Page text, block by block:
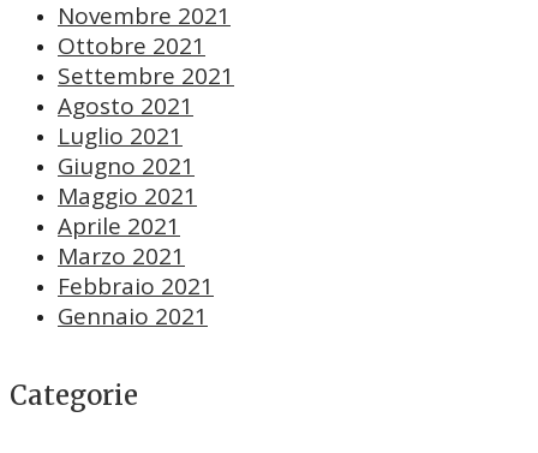
Novembre 2021
Ottobre 2021
Settembre 2021
Agosto 2021
Luglio 2021
Giugno 2021
Maggio 2021
Aprile 2021
Marzo 2021
Febbraio 2021
Gennaio 2021
Categorie